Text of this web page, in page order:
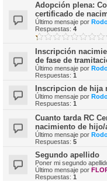
Adopción plena:
certificado de
Último mensaje por
Respuestas: 4
Inscripción
de fase de
Último mensaje por
Respuestas: 1
Inscripcion de hija
Último mensaje por
Respuestas: 1
Cuanto tarda RC
nacimiento de
Último mensaje por
Respuestas: 5
Segundo apellido
Poner mi segundo
Último mensaje por
Respuestas: 1